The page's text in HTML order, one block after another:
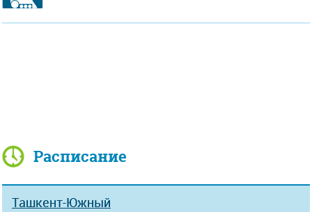
Расписание
Ташкент-Южный